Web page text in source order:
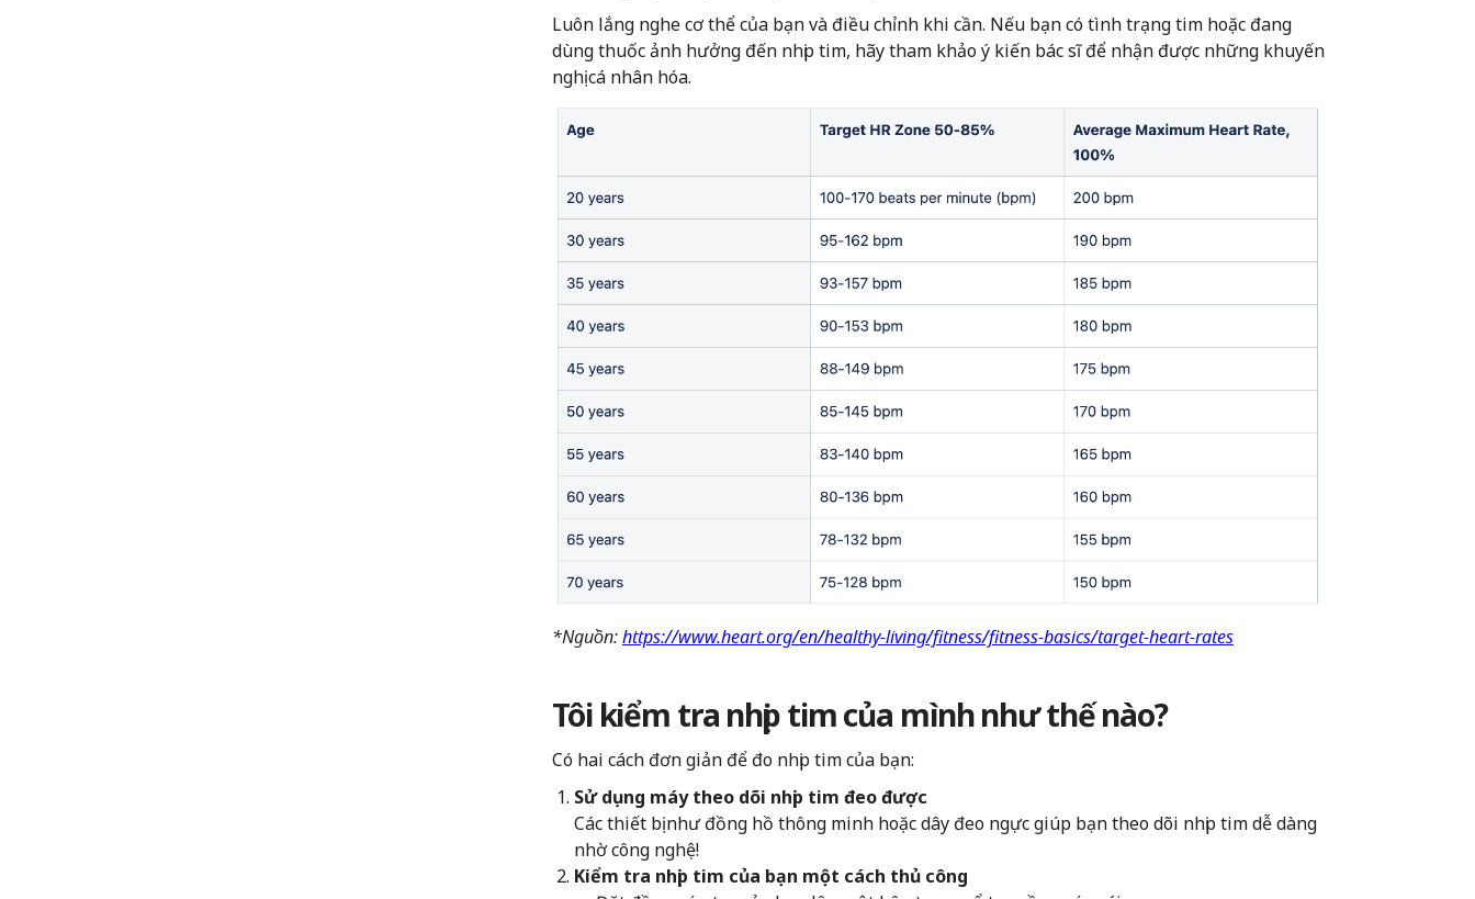
Luôn lắng nghe cơ thể của bạn và điều chỉnh khi cần. Nếu bạn có tình trạng tim hoặc đang
dùng thuốc ảnh hưởng đến nhịp tim, hãy tham khảo ý kiến bác sĩ để nhận được những khuyến
nghị cá nhân hóa.
*Nguồn:https://www.heart.org/en/healthy-living/fitness/fitness-basics/target-heart-rates
Tôi kiểm tra nhịp tim của mình như thế nào?
Có hai cách đơn giản để đo nhịp tim của bạn:
Sử dụng máy theo dõi nhịp tim đeo được
Các thiết bị như đồng hồ thông minh hoặc dây đeo ngực giúp bạn theo dõi nhịp tim dễ dàng
nhờ công nghệ!
Kiểm tra nhịp tim của bạn một cách thủ công